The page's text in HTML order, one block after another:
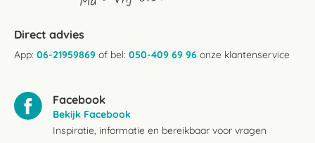
Direct advies
App: 06-21959869 of bel: 050-409 69 96 onze klantenservice
Facebook
Bekijk Facebook
Inspiratie, informatie en bereikbaar voor vragen